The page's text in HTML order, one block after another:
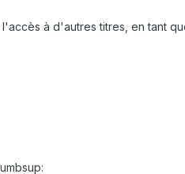
à d'autres titres, en tant